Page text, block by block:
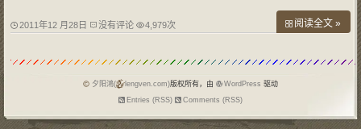
下思绪，一起回顾2011中国互联网上的大
月，日本地震引发海啸，更严重的是发生了
核泄
2011年12 月28日 没有评论 4,979次 阅读全文 »
夕阳鴻( lengven.com)版权所有，由 WordPress 驱动
Entries (RSS)
Comments (RSS)